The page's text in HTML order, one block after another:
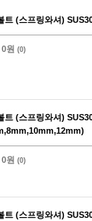
트 (스프링와셔)
0원 (0)
트 (스프링와셔)
0원 (0)
트 (스프링와셔)